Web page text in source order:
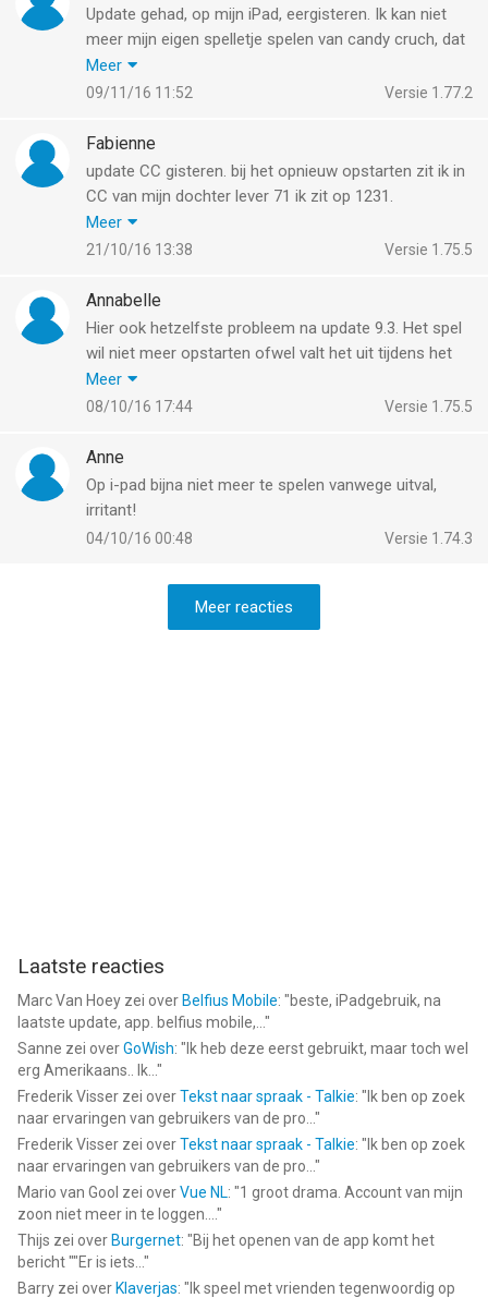
Update gehad, op mijn iPad, eergisteren. Ik kan niet
meer mijn eigen spelletje spelen van candy cruch, dat
gebeurt via de account van mijn man. Hij zit op level
552 en ik op level 1883. Ik heb alles afgemeld bij
aan de account van mijn man zijn facebook. Hoe los
ik dit op, heel vervelend.
Meer
Versie 1.77.2
09/11/16 11:52
Fabienne
update CC gisteren. bij het opnieuw opstarten zit ik in
CC van mijn dochter lever 71 ik zit op 1231.
Krijg het niet teruggezet.
Aangemeld en afgemeld op facebook/ CC opnieuw
enkel alleen op de iPhone en niet op de computer
daar koppelt hij facebook gelijk met mijn eigen CC
account.
wat moet ik doen?
Meer
Versie 1.75.5
21/10/16 13:38
Annabelle
Hier ook hetzelfste probleem na update 9.3. Het spel
wil niet meer opstarten ofwel valt het uit tijdens het
spelen. Heb het al eens verwijdert op de iPad en
opnieuw gedownload maar niks dat werkt. Idd zeer
kwijt bbrrrrrrr
Meer
Versie 1.75.5
08/10/16 17:44
Anne
Op i-pad bijna niet meer te spelen vanwege uitval,
irritant!
Versie 1.74.3
04/10/16 00:48
Meer reacties
Laatste reacties
Marc Van Hoey zei over Belfius Mobile: "beste, iPadgebruik, na
laatste update, app. belfius mobile,... "
Sanne zei overGoWish: " Ik heb deze eerst gebruikt, maar toch wel
erg Amerikaans.. Ik... "
Frederik Visser zei overTekst naar spraak - Talkie: " Ik ben op zoek
naar ervaringen van gebruikers van de pro... "
Frederik Visser zei overTekst naar spraak - Talkie: " Ik ben op zoek
naar ervaringen van gebruikers van de pro... "
Mario van Gool zei overVue NL: "1 groot drama. Account van mijn
zoon niet meer in te loggen.... "
Thijs zei over Burgernet: "Bij het openen van de app komt het
bericht ""Er is iets... "
Barry zei over Klaverjas: " Ik speel met vrienden tegenwoordig op